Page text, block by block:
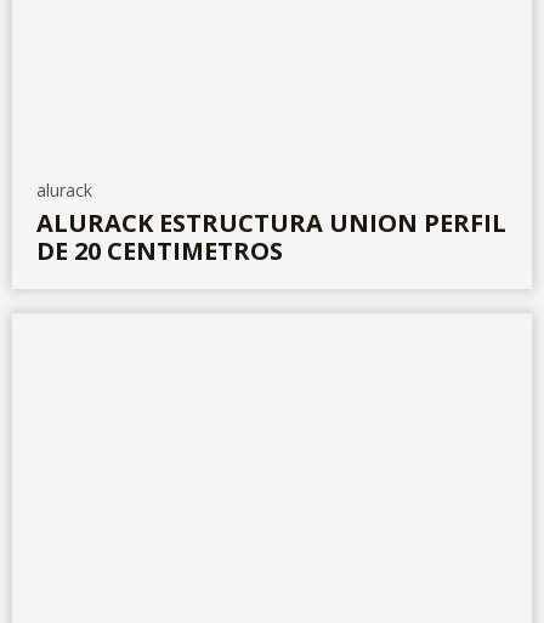
alurack
ALURACK ESTRUCTURA UNION PERFIL
DE 20 CENTIMETROS